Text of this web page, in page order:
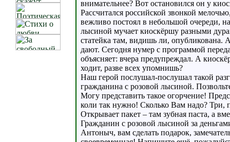
внимательнее? Вот остановился он у
Рассчитался российской звонкой
вежливо постоял в небольшой очереди,
лысиной мучает киоскёршу разными
статейка там, видишь ли, опубликована.
дают. Сегодня нумер с программой
объясняет: вчера предупреждал. А
ходит, разве всех упомнишь?
Наш герой послушал-послушал такой
гражданина с розовой лысиной.
Могу представить такое огорчение!
коли так нужно! Сколько Вам надо? Три,
Открывает пакет – там зубная паста, а
Гражданин с розовой лысиной за
Антоныч, вам сделать подарок,